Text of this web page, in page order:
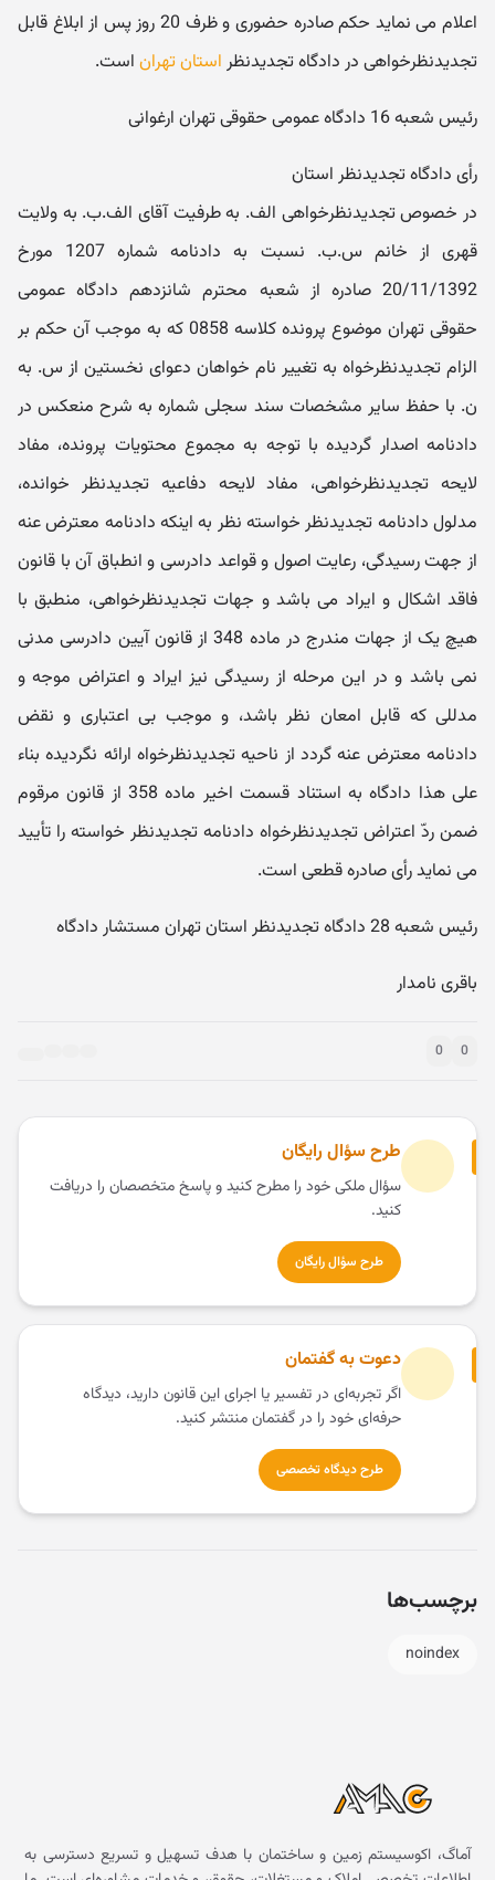
اعلام می نماید حکم صادره حضوری و ظرف 20 روز پس از ابلاغ قابل
تجدیدنظرخواهی در دادگاه تجدیدنظر استان تهران است.
رئیس شعبه 16 دادگاه عمومی حقوقی تهران ارغوانی
رأی دادگاه تجدیدنظر استان
در خصوص تجدیدنظرخواهی الف. به طرفیت آقای الف.ب. به ولایت
قهری از خانم س.ب. نسبت به دادنامه شماره 1207 مورخ
20/11/1392 صادره از شعبه محترم شانزدهم دادگاه عمومی
حقوقی تهران موضوع پرونده کلاسه 0858 که به موجب آن حکم بر
الزام تجدیدنظرخواه به تغییر نام خواهان دعوای نخستین از س. به
ن. با حفظ سایر مشخصات سند سجلی شماره به شرح منعکس در
دادنامه اصدار گردیده با توجه به مجموع محتویات پرونده، مفاد
لایحه تجدیدنظرخواهی، مفاد لایحه دفاعیه تجدیدنظر خوانده،
مدلول دادنامه تجدیدنظر خواسته نظر به اینکه دادنامه معترض عنه
از جهت رسیدگی، رعایت اصول و قواعد دادرسی و انطباق آن با قانون
فاقد اشکال و ایراد می باشد و جهات تجدیدنظرخواهی، منطبق با
هیچ یک از جهات مندرج در ماده 348 از قانون آیین دادرسی مدنی
نمی باشد و در این مرحله از رسیدگی نیز ایراد و اعتراض موجه و
مدللی که قابل امعان نظر باشد، و موجب بی اعتباری و نقض
دادنامه معترض عنه گردد از ناحیه تجدیدنظرخواه ارائه نگردیده بناء
علی هذا دادگاه به استناد قسمت اخیر ماده 358 از قانون مرقوم
ضمن ردّ اعتراض تجدیدنظرخواه دادنامه تجدیدنظر خواسته را تأیید
می نماید رأی صادره قطعی است.
رئیس شعبه 28 دادگاه تجدیدنظر استان تهران مستشار دادگاه
باقری نامدار
0
0
طرح سؤال رایگان
سؤال ملکی خود را مطرح کنید و پاسخ متخصصان را دریافت
کنید.
طرح سؤال رایگان
دعوت به گفتمان
اگر تجربه‌ای در تفسیر یا اجرای این قانون دارید، دیدگاه
حرفه‌ای خود را در گفتمان منتشر کنید.
طرح دیدگاه تخصصی
برچسب‌ها
noindex
آماگ، اکوسیستم زمین و ساختمان با هدف تسهیل و تسریع دسترسی به